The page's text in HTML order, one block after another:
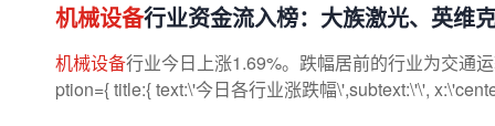
机械设备行业资金流入榜：大族激光、英维
机械设备行业今日上涨1.69%。跌幅居前的行业为交通
ption={ title:{ text:\'今日各行业涨跌幅\',subtext:\'\',